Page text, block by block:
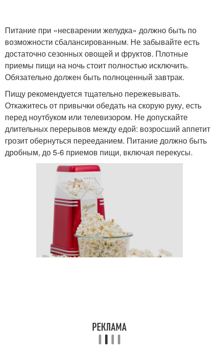
Питание при «несварении желудка» должно быть по
возможности сбалансированным. Не забывайте есть
достаточно сезонных овощей и фруктов. Плотные
приемы пищи на ночь стоит полностью исключить.
Обязательно должен быть полноценный завтрак.
Пищу рекомендуется тщательно пережевывать.
Откажитесь от привычки обедать на скорую руку, есть
перед ноутбуком или телевизором. Не допускайте
длительных перерывов между едой: возросший аппетит
грозит обернуться перееданием. Питание должно быть
дробным, до 5-6 приемов пищи, включая перекусы.